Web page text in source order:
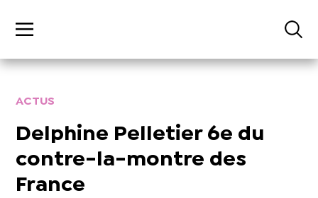
ACTUS
Delphine Pelletier 6e du
contre-la-montre des
France